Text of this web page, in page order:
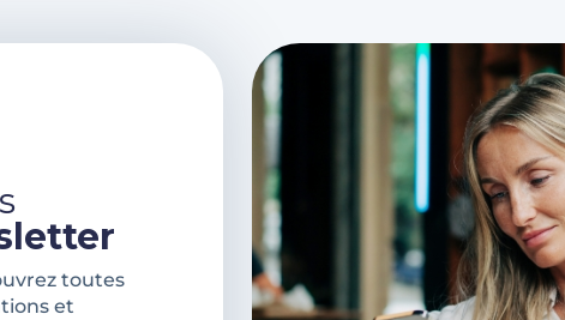
toutes
et